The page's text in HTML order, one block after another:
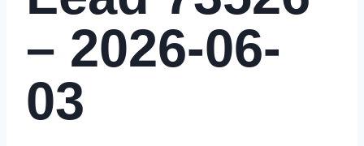
– 2026-06-
03